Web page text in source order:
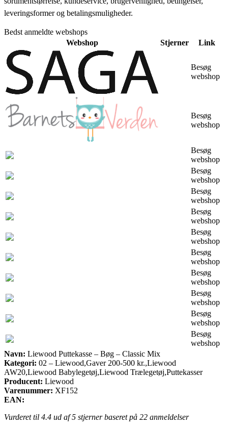
leveringsformer og betalingsmuligheder.
Bedst anmeldte webshops
Webshop
Stjerner Link
Besøg
webshop
Besøg
webshop
Besøg
webshop
Besøg
webshop
Besøg
webshop
Besøg
webshop
Besøg
webshop
Besøg
webshop
Besøg
webshop
Besøg
webshop
Besøg
webshop
Besøg
webshop
Navn: Liewood Puttekasse – Bøg – Classic Mix
Kategori: 02 – Liewood,Gaver 200-500 kr.,Liewood
AW20,Liewood Babylegetøj,Liewood Trælegetøj,Puttekasser
Producent: Liewood
Varenummer: XF152
EAN:
Vurderet til 4.4 ud af 5 stjerner baseret på 22 anmeldelser